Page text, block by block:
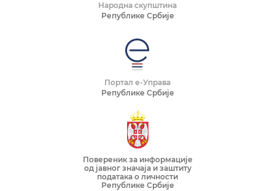
Народна скупштина
Републике Србије
Портал е-Управа
Републике Србије
Повереник за информације
од јавног значаја и заштиту
података о личности
Републике Србије